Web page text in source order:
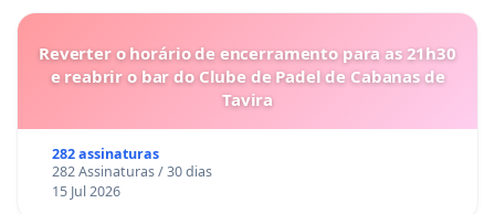
Reverter o horário de encerramento para as 21h30
e reabrir o bar do Clube de Padel de Cabanas de
Tavira
282 assinaturas
282 Assinaturas / 30 dias
15 Jul 2026